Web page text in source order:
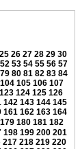
25 26 27 28 29 30
52 53 54 55 56 57
79 80 81 82 83 84
104 105 106 107
123 124 125 126
142 143 144 145
161 162 163 164
179 180 181 182
198 199 200 201
217 218 219 220